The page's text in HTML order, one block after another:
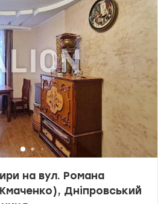
вид із вікон на сосновий ліс і
• кухня-вітальня • гостьовий
передпокій + гардеробна зона
«Перемога», озера, лісопарк. До
Поруч знаходяться дитячі садки
електричне опалення.
Підземний паркінг з ліфтом.
Охорона 24/7. Дитячі та
відпочинку. Окремо пропонуються -
паркінгу та комора на поверсі
пишіть Viber/Telegram) для
Ціна 144 000 у.о. Марина, тел.:
на вул. Романа
Дніпровський